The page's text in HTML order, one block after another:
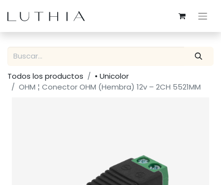
Todos los productos
• Unicolor
OHM ¦ Conector OHM (Hembra) 12v – 2CH 5521MM